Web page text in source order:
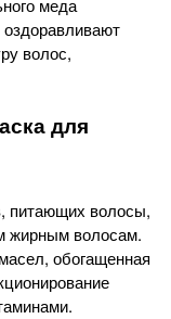
меда
волос,
для
питающих волосы,
жирным волосам.
обогащенная